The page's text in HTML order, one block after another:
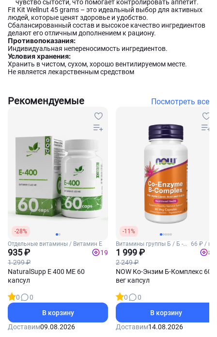
чувство сытости, что помогает контролировать аппетит.
Fit Kit Wellnut 45 grams – это идеальный выбор для активных
людей, которые ценят здоровье и удобство.
Сбалансированный состав и высокое качество ингредиентов
делают его отличным дополнением к рациону.
Противопоказания:
Индивидуальная непереносимость ингредиентов.
Условия хранения:
Хранить в чистом, сухом, хорошо вентилируемом месте.
Не является лекарственным средством
Рекомендуемые Посмотреть все
-28%
Отдельные витамины / Витамин Е
935 ₽
1 299 ₽
19
NaturalSupp Е 400 МЕ 60
капсул
0
0
В корзину
Доставим09.08.2026
-11%
Витамины группы Б / Б -
комплекс
66 ₽ / шт
1 999 ₽
2 249 ₽
80
NOW Ко-Энзим Б-Комплекс 60
вег капсул
0
0
В корзину
Доставим14.08.2026